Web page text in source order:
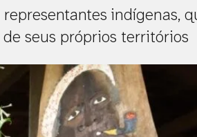
indígenas,
seus próprios territórios